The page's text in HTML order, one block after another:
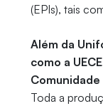
(EPIs), tais
Além da
como a
Toda a